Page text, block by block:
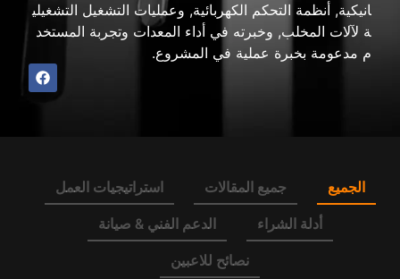
انيكية, أنظمة التحكم الكهربائية, وعمليات التشغيل التشغيلي
ة لآلات المخلب, وخبرته في أداء المعدات وتجربة المستخد
م مدعومة بخبرة عملية في المشروع.
الجميع جميع المقالات
استراتيجيات العمل
أدلة الشراء
الدعم الفني & صيانة
نصائح للاعبين